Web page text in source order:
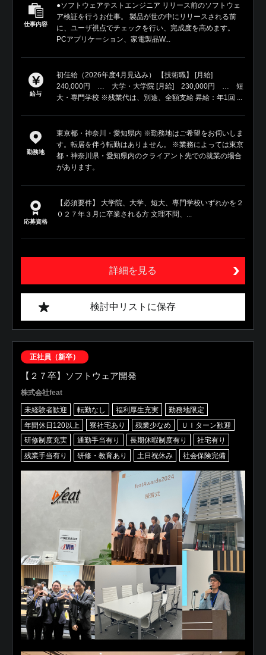
仕事内容
●ソフトウェアテストエンジニア リリース前のソフトウェ
ア検証を行うお仕事。 製品が世の中にリリースされる前
に、ユーザ視点でチェックを行い、完成度を高めます。
PCアプリケーション、家電製品W...
給与
初任給（2026年度4月見込み） 【技術職】 [月給]
240,000円 … 大学・大学院 [月給] 230,000円 … 短
大・専門学校 ※残業代は、別途、全額支給 昇給：年1回 ...
勤務地
東京都・神奈川・愛知県内 ※勤務地はご希望をお伺いしま
す。転居を伴う転勤はありません。 ※業務によっては東京
都・神奈川県・愛知県内のクライアント先での就業の場合
があります。
応募資格
【必須要件】 大学院、大学、短大、専門学校いずれかを２
０２７年３月に卒業される方 文理不問、...
詳細を見る
検討中リストに保存
正社員（新卒）
【２７卒】ソフトウェア開発
株式会社feat
未経験者歓迎 転勤なし 福利厚生充実
勤務地限定
年間休日120以上
寮社宅あり 残業少なめ
ＵＩターン歓迎
研修制度充実
通勤手当有り 長期休暇制度有り
社宅有り
残業手当有り
研修・教育あり 土日祝休み 社会保険完備